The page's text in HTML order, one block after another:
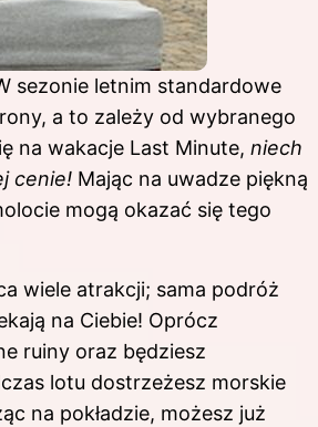
sezonie letnim standardowe
a to zależy od wybranego
na wakacje Last Minute, niech
cenie! Mając na uwadze piękną
mogą okazać się tego
wiele atrakcji; sama podróż
na Ciebie! Oprócz
ruiny oraz będziesz
lotu dostrzeżesz morskie
na pokładzie, możesz już